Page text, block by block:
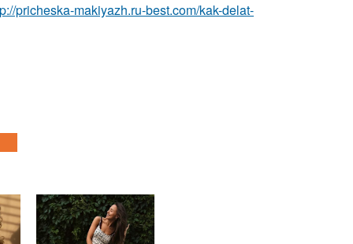
pricheska-makiyazh.ru-best.com/kak-delat-